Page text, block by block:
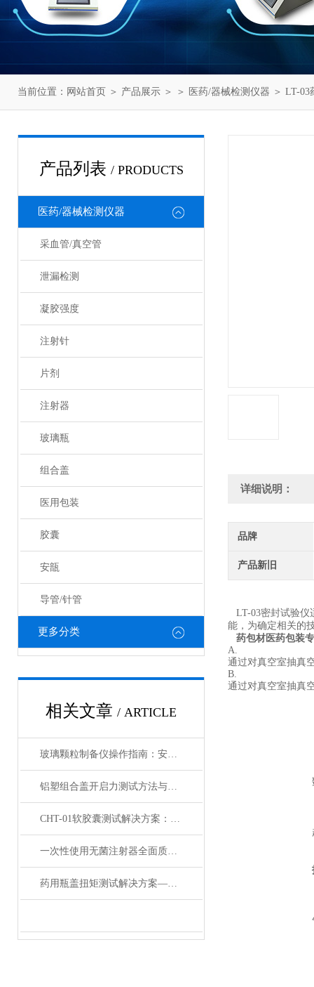
当前位置： 网站首页 ＞ 产品展示 ＞ ＞ 医药/器械检测仪器 ＞ LT-
产品列表 / PRODUCTS
医药/器械检测仪器
采血管/真空管
泄漏检测
凝胶强度
注射针
片剂
注射器
玻璃瓶
组合盖
医用包装
胶囊
安瓿
导管/针管
更多分类
相关文章 / ARTICLE
玻璃颗粒制备仪操作指南：安全与精度双保障
铝塑组合盖开启力测试方法与装置
CHT-01软胶囊测试解决方案：确保药品质量与患者体验
一次性使用无菌注射器全面质量检测与关键性能指标分析
药用瓶盖扭矩测试解决方案——济南西奥机电TT-01扭矩仪应用详解
详细说明：
品牌
产品新旧
LT-03密封试验仪
能，为确定相关的
药包材医药包装
A.
通过对真空室抽真
B.
通过对真空室抽真